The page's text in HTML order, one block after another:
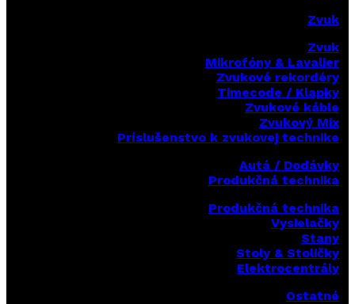
Zvuk
Zvuk
Mikrofóny & Lavalier
Zvukové rekordéry
Timecode / Klapky
Zvukové káble
Zvukový Mix
Príslušenstvo k zvukovej technike
Autá / Dodávky
Produkčná technika
Produkčná technika
Vysielačky
Stany
Stoly & Stoličky
Elektrocentrály
Ostatné